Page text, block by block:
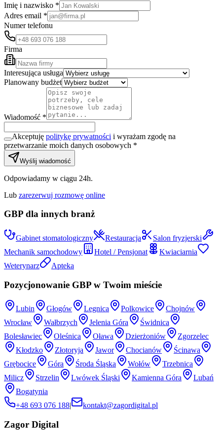
Imię i nazwisko *
Adres email *
Numer telefonu
Firma
Interesująca usługa
Planowany budżet
Wiadomość *
Akceptuję politykę prywatności i wyrażam zgodę na
przetwarzanie moich danych osobowych *
Wyślij wiadomość
Odpowiadamy w ciągu 24h.
Lub zarezerwuj rozmowę online
GBP dla innych branż
Gabinet stomatologiczny Restauracja
Salon fryzjerski
Mechanik samochodowy
Hotel / Pensjonat
Kwiaciarnia
Weterynarz
Apteka
Pozycjonowanie GBP w Twoim mieście
Lubin Głogów Legnica Polkowice
Chojnów
Wrocław
Wałbrzych Jelenia Góra
Świdnica
Bolesławiec
Oleśnica Oława Dzierżoniów
Zgorzelec
Kłodzko
Złotoryja Jawor Chocianów
Ścinawa
Grębocice
Góra Środa Śląska Wołów
Trzebnica
Milicz
Strzelin Lwówek Śląski Kamienna Góra
Lubań
Bogatynia
+48 693 076 188
kontakt@zagordigital.pl
Zagor Digital